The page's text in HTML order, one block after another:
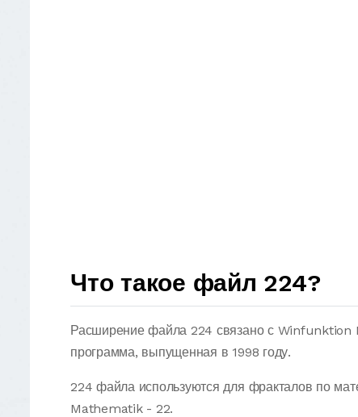
Что такое файл 224?
Расширение файла 224 связано с Winfunktion
программа, выпущенная в 1998 году.
224 файла используются для фракталов по
Mathematik - 22.